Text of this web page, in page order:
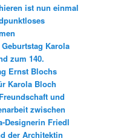
ist nun einmal
Karola
zum 140.
Ernst Blochs
Karola Bloch
und
zwischen
Designerin Friedl
der Architektin